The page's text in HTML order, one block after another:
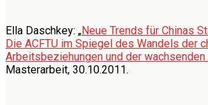
Ella Daschkey: „Neue Trends für Chinas
Die ACFTU im Spiegel des Wandels der
Arbeitsbeziehungen und der
Masterarbeit, 30.10.2011.